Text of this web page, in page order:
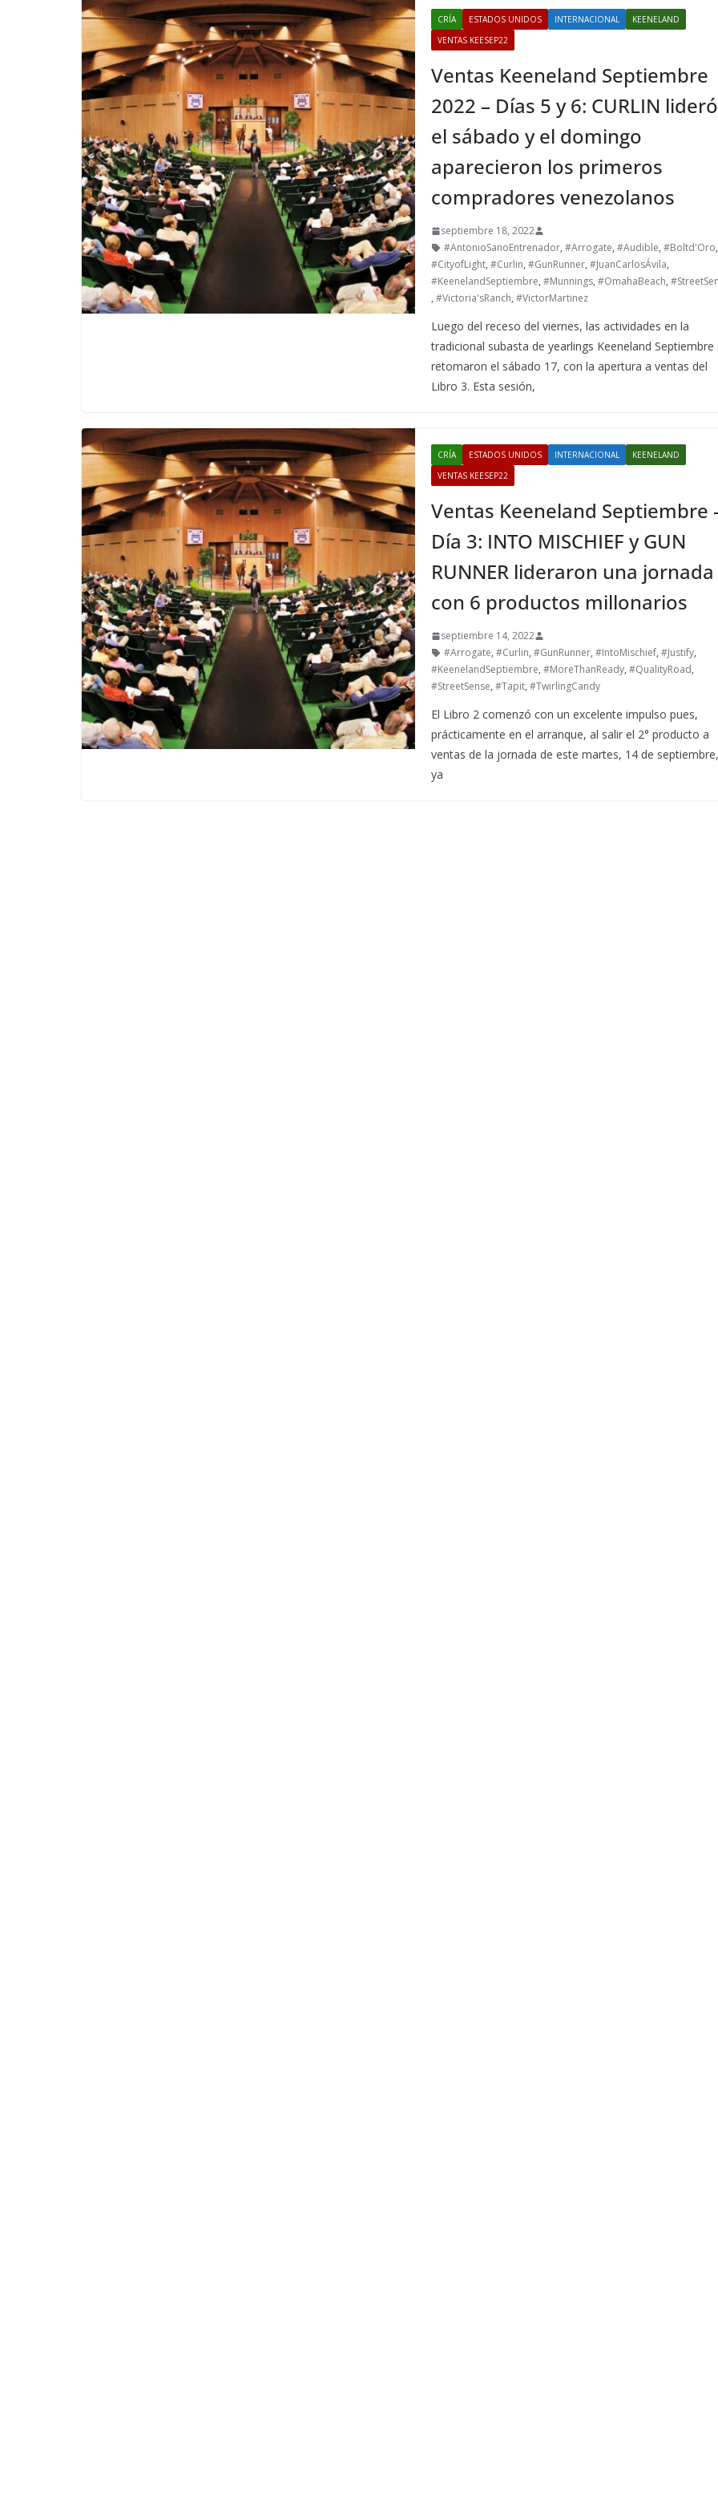
CRÍA ESTADOS UNIDOS INTERNACIONAL
KEENELAND
VENTAS KEESEP22
Ventas Keeneland Septiembre
2022 – Días 5 y 6: CURLIN lideró
el sábado y el domingo
aparecieron los primeros
compradores venezolanos
septiembre 18, 2022
#AntonioSanoEntrenador,#Arrogate,#Audible,#Boltd'Oro
#CityofLight,#Curlin,#GunRunner,#JuanCarlosÁvila,
#KeenelandSeptiembre,#Munnings,#OmahaBeach,
,#Victoria'sRanch,#VictorMartinez
Luego del receso del viernes, las actividades en la
tradicional subasta de yearlings Keeneland Septiembre
retomaron el sábado 17, con la apertura a ventas del
Libro 3. Esta sesión,
CRÍA ESTADOS UNIDOS INTERNACIONAL
KEENELAND
VENTAS KEESEP22
Ventas Keeneland Septiembre
Día 3: INTO MISCHIEF y GUN
RUNNER lideraron una jornada
con 6 productos millonarios
septiembre 14, 2022
#Arrogate,#Curlin,#GunRunner,#IntoMischief,#Justify,
#KeenelandSeptiembre,#MoreThanReady,#QualityRoad,
#StreetSense,#Tapit,#TwirlingCandy
El Libro 2 comenzó con un excelente impulso pues,
prácticamente en el arranque, al salir el 2° producto a
ventas de la jornada de este martes, 14 de
ya